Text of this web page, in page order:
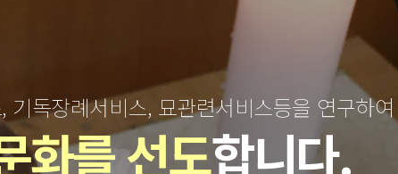
독장례서비스, 묘관련서비스등을 연구하여
화를 선도합니다.